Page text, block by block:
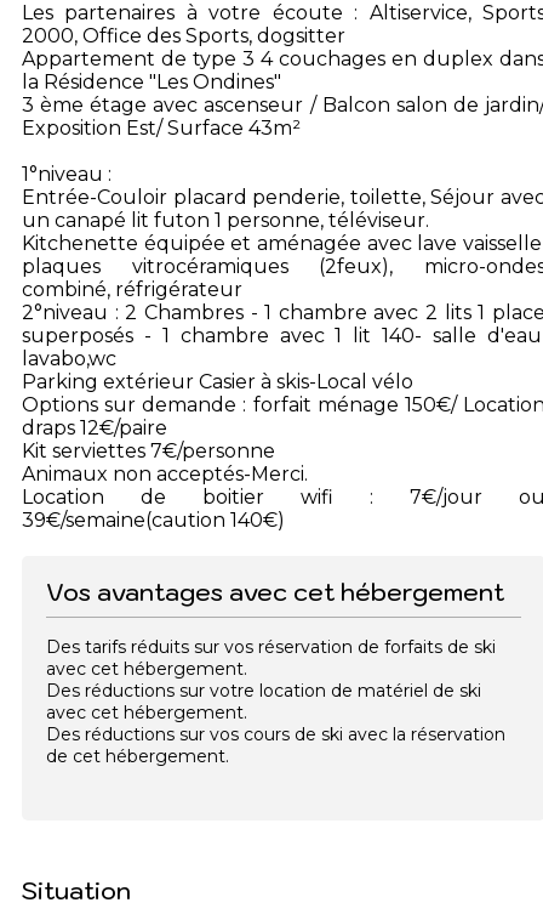
Les partenaires à votre écoute : Altiservice,
2000, Office des Sports, dogsitter
Appartement de type 3 4 couchages en duplex
la Résidence "Les Ondines"
3 ème étage avec ascenseur / Balcon salon de
Exposition Est/ Surface 43m²
1°niveau :
Entrée-Couloir placard penderie, toilette, Séjour
un canapé lit futon 1 personne, téléviseur.
Kitchenette équipée et aménagée avec lave
plaques vitrocéramiques (2feux), micro-
combiné, réfrigérateur
2°niveau : 2 Chambres - 1 chambre avec 2 lits 1
superposés - 1 chambre avec 1 lit 140- salle
lavabo,wc
Parking extérieur Casier à skis-Local vélo
Options sur demande : forfait ménage 150€/
draps 12€/paire
Kit serviettes 7€/personne
Animaux non acceptés-Merci.
Location de boitier wifi : 7€/jour
39€/semaine(caution 140€)
Vos avantages avec cet hébergement
Des tarifs réduits sur vos réservation de forfaits de ski
avec cet hébergement.
Des réductions sur votre location de matériel de ski
avec cet hébergement.
Des réductions sur vos cours de ski avec la réservation
de cet hébergement.
Situation